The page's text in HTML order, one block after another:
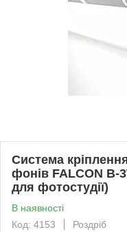
Система
фонів FALCON B-
для фотостудії)
В наявності
Код: 4153
Роздріб